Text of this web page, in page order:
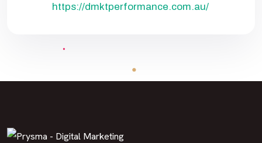
https://dmktperformance.com.au/